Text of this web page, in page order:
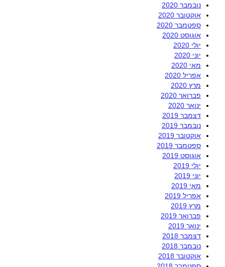
נובמבר 2020
אוקטובר 2020
ספטמבר 2020
אוגוסט 2020
יולי 2020
יוני 2020
מאי 2020
אפריל 2020
מרץ 2020
פברואר 2020
ינואר 2020
דצמבר 2019
נובמבר 2019
אוקטובר 2019
ספטמבר 2019
אוגוסט 2019
יולי 2019
יוני 2019
מאי 2019
אפריל 2019
מרץ 2019
פברואר 2019
ינואר 2019
דצמבר 2018
נובמבר 2018
אוקטובר 2018